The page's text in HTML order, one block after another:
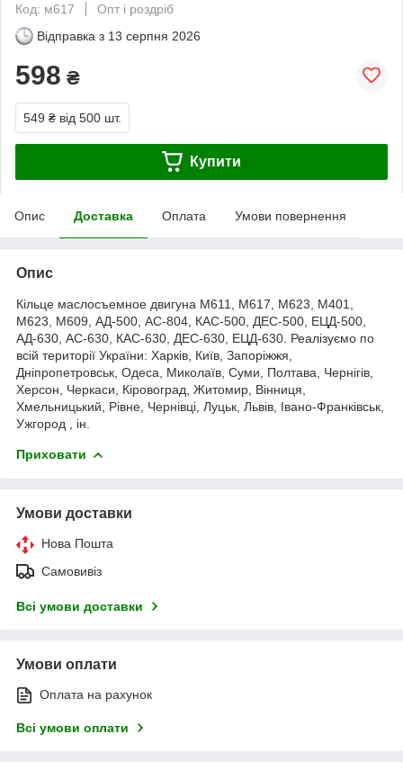
Код: м617
Опт і роздріб
Відправка з 13 серпня 2026
598 ₴
549 ₴ від 500 шт.
Купити
Опис Доставка Оплата Умови повернення
Опис
Кільце маслосъемное двигуна М611, М617, М623, М401,
М623, М609, АД-500, АС-804, КАС-500, ДЕС-500, ЕЦД-500,
АД-630, АС-630, КАС-630, ДЕС-630, ЕЦД-630. Реалізуємо по
всій території України: Харків, Київ, Запоріжжя,
Дніпропетровськ, Одеса, Миколаїв, Суми, Полтава, Чернігів,
Херсон, Черкаси, Кіровоград, Житомир, Вінниця,
Хмельницький, Рівне, Чернівці, Луцьк, Львів, Івано-Франківськ,
Ужгород , ін.
Приховати
Умови доставки
Нова Пошта
Самовивіз
Всі умови доставки
Умови оплати
Оплата на рахунок
Всі умови оплати